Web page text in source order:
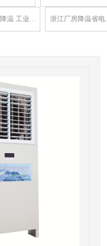
温 工业… 浙江厂房降温省